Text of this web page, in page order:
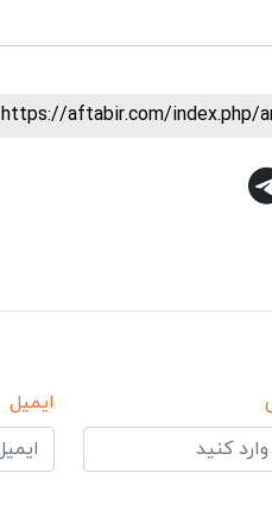
https://aftabir.com/index.php/
ایمیل